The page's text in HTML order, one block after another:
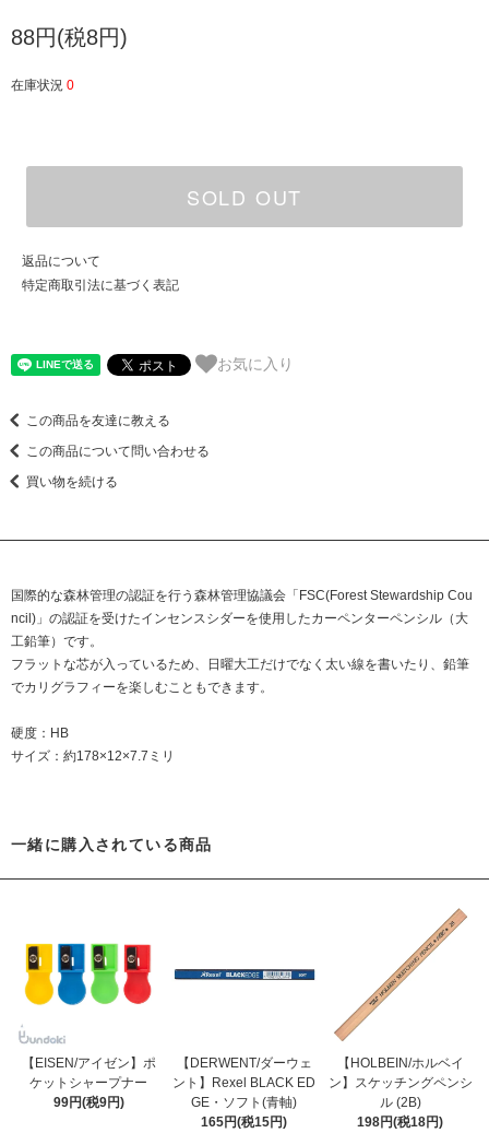
88円(税8円)
在庫状況 0
SOLD OUT
返品について
特定商取引法に基づく表記
お気に入り
この商品を友達に教える
この商品について問い合わせる
買い物を続ける
国際的な森林管理の認証を行う森林管理協議会「FSC(Forest Stewardship Cou
ncil)」の認証を受けたインセンスシダーを使用したカーペンターペンシル（大
工鉛筆）です。
フラットな芯が入っているため、日曜大工だけでなく太い線を書いたり、鉛筆
でカリグラフィーを楽しむこともできます。
硬度：HB
サイズ：約178×12×7.7ミリ
一緒に購入されている商品
【EISEN/アイゼン】ポ
ケットシャープナー
99円(税9円)
【DERWENT/ダーウェ
ント】Rexel BLACK ED
GE・ソフト(青軸)
165円(税15円)
【HOLBEIN/ホルベイ
ン】スケッチングペンシ
ル (2B)
198円(税18円)